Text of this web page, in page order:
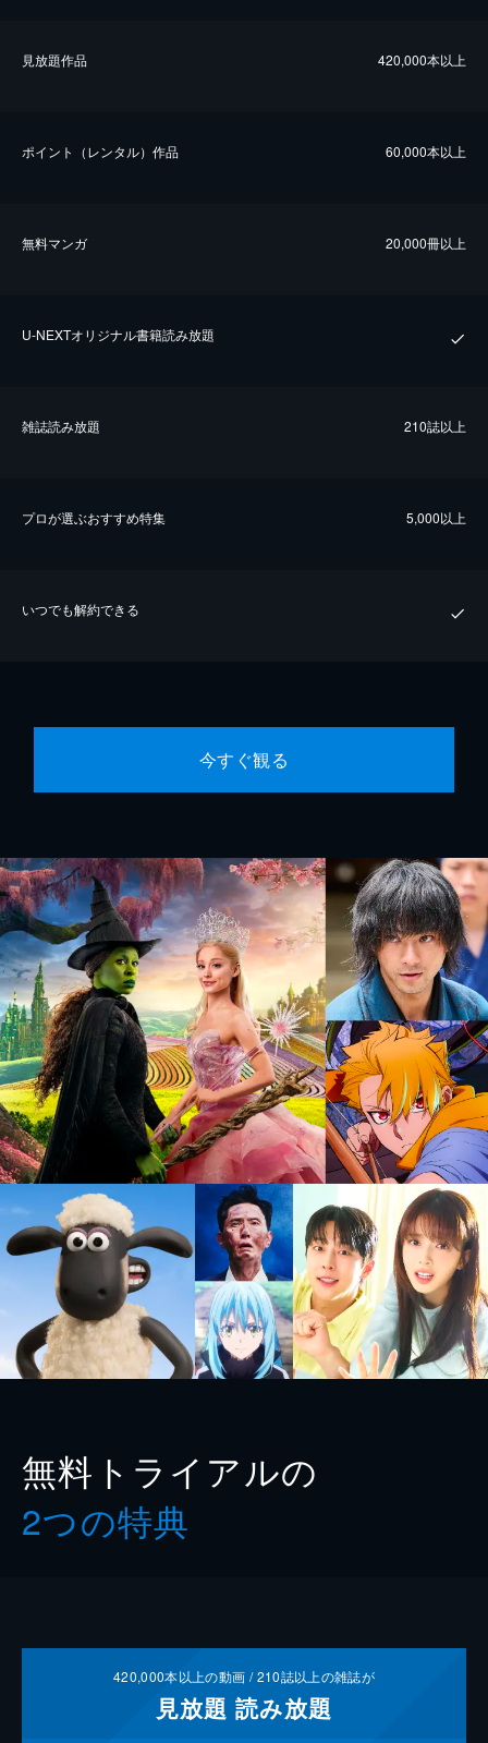
⾒放題作品 420,000本以上
ポイント（レンタル）作品 60,000本以上
無料マンガ 20,000冊以上
U-NEXTオリジナル書籍読み放題
雑誌読み放題 210誌以上
プロが選ぶおすすめ特集 5,000以上
いつでも解約できる
今すぐ観る
無料トライアルの
2つの特典
420,000本以上の動画 /210誌以上の雑誌が
見放題 読み放題